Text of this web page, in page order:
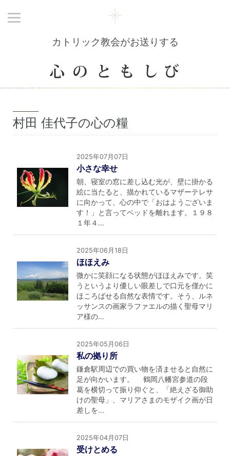
カトリック教会がお送りする
村田 佳代子の心の糧
2025年07月07日
小さな幸せ
朝、寝室の窓に差し込む光が、壁に掛かる
絵に当たると、描かれているマザーテレサ
に向かって、心の中で「おはようございま
す！」と言ってベッドを離れます。１９８
１年４...
2025年06月18日
ほほえみ
微かに笑顔になる状態がほほえみです。笑
うというより優しい眼差しで口元を僅かに
ほころばせる自然な表情です。そう、ルネ
ッサンスの画家ラファエルの描く聖母マリ
ア様の...
2025年05月06日
私の拠り所
鎌倉駅周辺での買い物を済ませると自然に
足が向かいます。 鶴岡八幡宮参道の段
葛を横切って振り仰ぐと、「絶えざる御助
けの聖母」、マリアさまのモザイク画が日
差しを...
2025年04月07日
受けとめる